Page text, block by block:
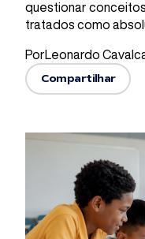
questionar
tratados como
Por Leonardo
Compartilhar